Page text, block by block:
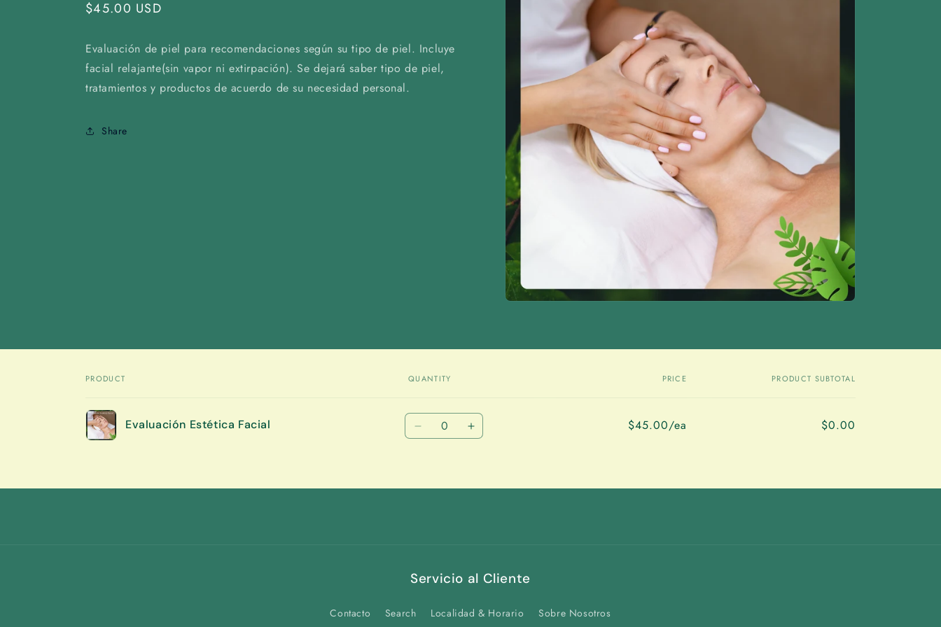
Regular
$45.00 USD
Evaluación de piel para recomendaciones según su tipo de piel. Incluye
facial relajante(sin vapor ni extirpación). Se dejará saber tipo de piel,
tratamientos y productos de acuerdo de su necesidad personal.
Share
Your
cart
PRODUCT QUANTITY PRICE PRODUCT SUBTOTAL
Evaluación Estética Facial Quantity
Decrease
Title
Increase
Title
$45.00/ea $0.00
Servicio al Cliente
Contacto Search Localidad & Horario Sobre Nosotros